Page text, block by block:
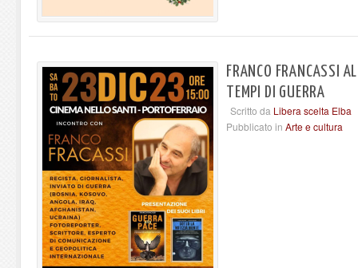
FRANCO FRANCASSI
TEMPI DI GUERRA
Scritto da Libera scelta Elba
Pubblicato in Arte e cultura